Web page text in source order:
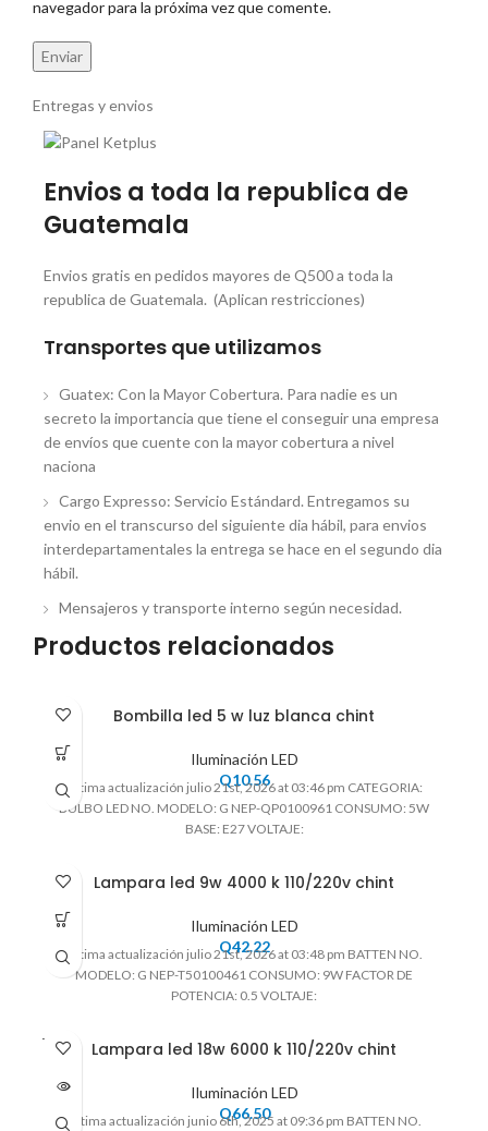
navegador para la próxima vez que comente.
Entregas y envios
Envios a toda la republica de
Guatemala
Envios gratis en pedidos mayores de Q500 a toda la
republica de Guatemala. (Aplican restricciones)
Transportes que utilizamos
Guatex: Con la Mayor Cobertura. Para nadie es un
secreto la importancia que tiene el conseguir una empresa
de envíos que cuente con la mayor cobertura a nivel
naciona
Cargo Expresso: Servicio Estándard. Entregamos su
envio en el transcurso del siguiente dia hábil, para envios
interdepartamentales la entrega se hace en el segundo dia
hábil.
Mensajeros y transporte interno según necesidad.
Productos relacionados
Bombilla led 5 w luz blanca chint
Iluminación LED
Q10.56
Ultima actualización julio 21st, 2026 at 03:46 pm CATEGORIA:
BULBO LED NO. MODELO: G NEP-QP0100961 CONSUMO: 5W
BASE: E27 VOLTAJE:
Lampara led 9w 4000 k 110/220v chint
Iluminación LED
Q42.22
Ultima actualización julio 21st, 2026 at 03:48 pm BATTEN NO.
MODELO: G NEP-T50100461 CONSUMO: 9W FACTOR DE
POTENCIA: 0.5 VOLTAJE:
VENDI
DO
Lampara led 18w 6000 k 110/220v chint
Iluminación LED
Q66.50
Ultima actualización junio 6th, 2025 at 09:36 pm BATTEN NO.